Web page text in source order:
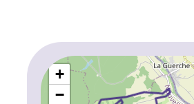
+
−